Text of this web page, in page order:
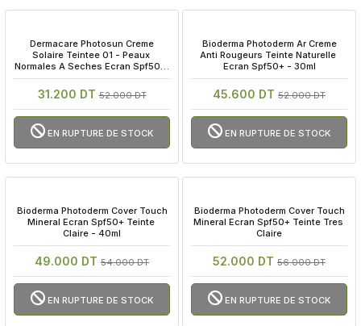
Dermacare Photosun Creme
Solaire Teintee 01 - Peaux
Normales A Seches Ecran Spf50 -
50ml
31.200 DT52.000 DT
EN RUPTURE DE STOCK
Bioderma Photoderm Ar Creme
Anti Rougeurs Teinte Naturelle
Ecran Spf50+ - 30ml
45.600 DT 52.000 DT
EN RUPTURE DE STOCK
Bioderma Photoderm Cover Touch
Mineral Ecran Spf50+ Teinte
Claire - 40ml
49.000 DT 54.000 DT
EN RUPTURE DE STOCK
Bioderma Photoderm Cover Touch
Mineral Ecran Spf50+ Teinte Tres
Claire
52.000 DT 56.000 DT
EN RUPTURE DE STOCK